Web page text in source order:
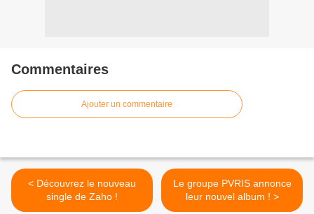
Commentaires
Ajouter un commentaire
< Découvrez le nouveau
single de Zaho !
Le groupe PVRIS annonce
leur nouvel album ! >